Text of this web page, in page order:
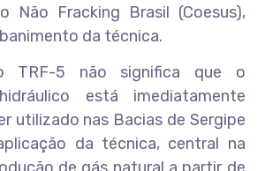
Não Fracking Brasil (Coesus),
da técnica.
TRF-5 não significa que o
está imediatamente
utilizado nas Bacias de Sergipe
da técnica, central na